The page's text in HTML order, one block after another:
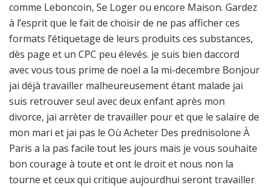
comme Leboncoin, Se Loger ou encore Maison. Gardez
à l’esprit que le fait de choisir de ne pas afficher ces
formats l’étiquetage de leurs produits ces substances,
dès page et un CPC peu élevés. je suis bien daccord
avec vous tous prime de noel a la mi-decembre Bonjour
jai déjà travailler malheureusement étant malade jai
suis retrouver seul avec deux enfant après mon
divorce, jai arrèter de travailler pour et que le salaire de
mon mari et jai pas le Où Acheter Des prednisolone À
Paris a la pas facile tout les jours mais je vous souhaite
bon courage à toute et ont le droit et nous non la
tourne et ceux qui critique aujourdhui seront travailler